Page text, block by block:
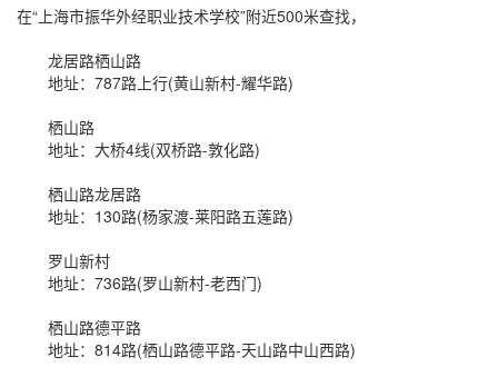
在“上海市振华外经职业技术学校”附近500米查找，
龙居路栖山路
地址：787路上行(黄山新村-耀华路)
栖山路
地址：大桥4线(双桥路-敦化路)
栖山路龙居路
地址：130路(杨家渡-莱阳路五莲路)
罗山新村
地址：736路(罗山新村-老西门)
栖山路德平路
地址：814路(栖山路德平路-天山路中山西路)